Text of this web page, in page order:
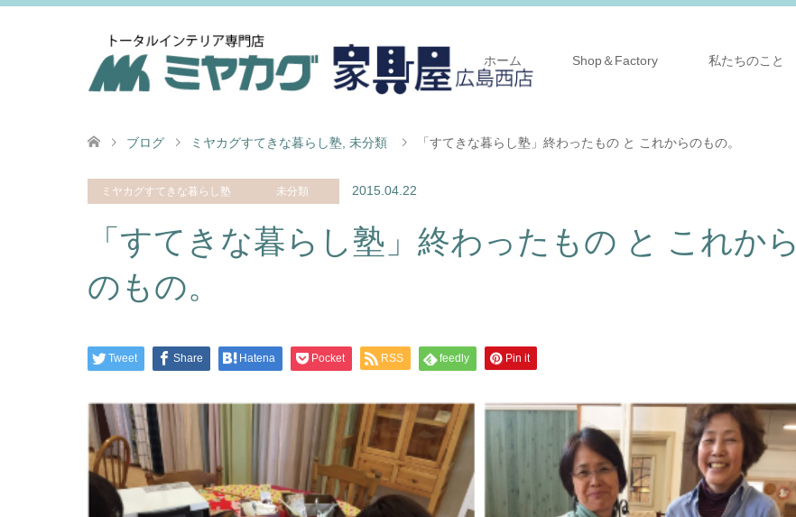
ホーム Shop＆Factory 私たちのこと
ブログ ミヤカグすてきな暮らし塾 未分類 「すてきな暮らし塾」終わったもの と これからのもの。
ミヤカグすてきな暮らし塾 未分類 2015.04.22
「すてきな暮らし塾」終わったもの と これから
のもの。
Tweet Share Hatena Pocket RSS feedly Pin it